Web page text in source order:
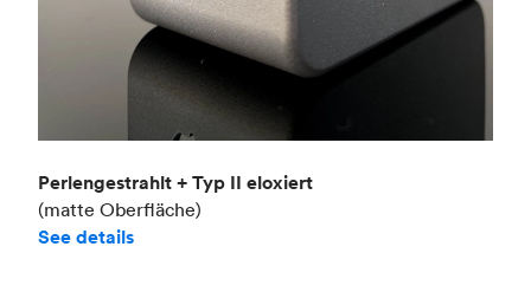
Perlengestrahlt + Typ II eloxiert
(matte Oberfläche)
See details